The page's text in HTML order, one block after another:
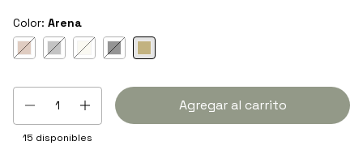
Color: Arena
15 disponibles